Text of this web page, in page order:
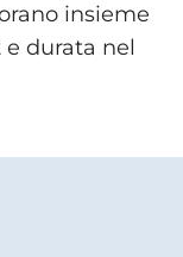
insieme
durata nel